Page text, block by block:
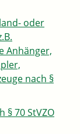
oder
Anhänger,
nach §
§ 70 StVZO